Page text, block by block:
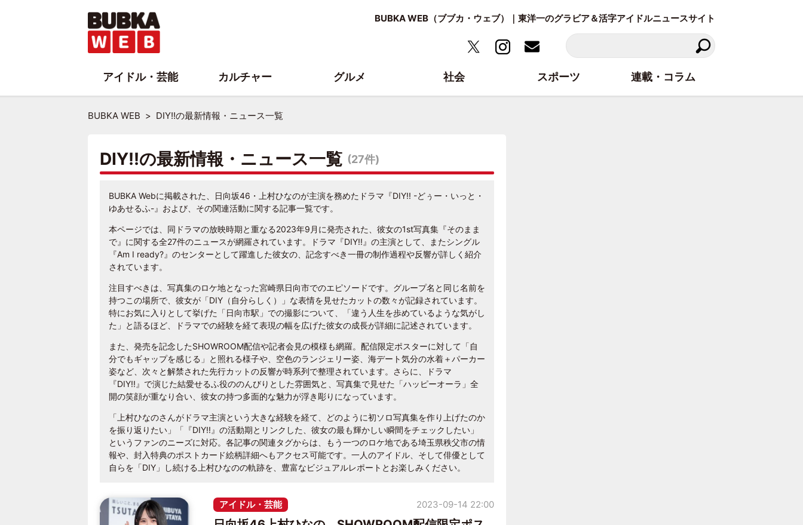
BUBKA WEB（ブブカ・ウェブ）｜東洋一のグラビア＆活字アイドルニュースサイト
BUBKA WEB DIY!!の最新情報・ニュース一覧
DIY!!の最新情報・ニュース一覧 (27件)
BUBKA Webに掲載された、日向坂46・上村ひなのが主演を務めたドラマ『DIY!! -どぅー・いっと・
ゆあせるふ-』および、その関連活動に関する記事一覧です。
本ページでは、同ドラマの放映時期と重なる2023年9月に発売された、彼女の1st写真集『そのまま
で』に関する全27件のニュースが網羅されています。ドラマ『DIY!!』の主演として、またシングル
『Am I ready?』のセンターとして躍進した彼女の、記念すべき一冊の制作過程や反響が詳しく紹介
されています。
注目すべきは、写真集のロケ地となった宮崎県日向市でのエピソードです。グループ名と同じ名前を
持つこの場所で、彼女が「DIY（自分らしく）」な表情を見せたカットの数々が記録されています。
特にお気に入りとして挙げた「日向市駅」での撮影について、「違う人生を歩めているような気がし
た」と語るほど、ドラマでの経験を経て表現の幅を広げた彼女の成長が詳細に記述されています。
また、発売を記念したSHOWROOM配信や記者会見の模様も網羅。配信限定ポスターに対して「自
分でもギャップを感じる」と照れる様子や、空色のランジェリー姿、海デート気分の水着＋パーカー
姿など、次々と解禁された先行カットの反響が時系列で整理されています。さらに、ドラマ
『DIY!!』で演じた結愛せるふ役ののんびりとした雰囲気と、写真集で見せた「ハッピーオーラ」全
開の笑顔が重なり合い、彼女の持つ多面的な魅力が浮き彫りになっています。
「上村ひなのさんがドラマ主演という大きな経験を経て、どのように初ソロ写真集を作り上げたのか
を振り返りたい」「『DIY!!』の活動期とリンクした、彼女の最も輝かしい瞬間をチェックしたい」
というファンのニーズに対応。各記事の関連タグからは、もう一つのロケ地である埼玉県秩父市の情
報や、封入特典のポストカード絵柄詳細へもアクセス可能です。一人のアイドル、そして俳優として
自らを「DIY」し続ける上村ひなのの軌跡を、豊富なビジュアルレポートとお楽しみください。
アイドル・芸能 2023-09-14 22:00
アイドル・芸能 カルチャー グルメ 社会 スポーツ 連載・コラム